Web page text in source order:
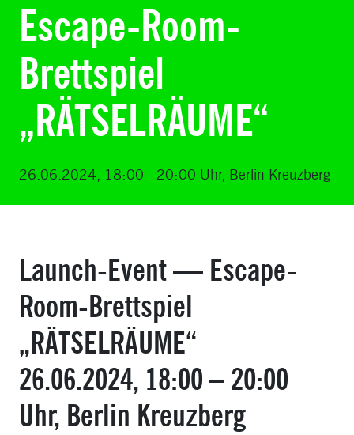
Escape-Room-
Brettspiel
„RÄTSELRÄUME“
26.06.2024, 18:00 - 20:00 Uhr, Berlin Kreuzberg
Launch-Event — Escape-
Room-Brettspiel
„RÄTSELRÄUME“
26.06.2024, 18:00 – 20:00
Uhr, Berlin Kreuzberg